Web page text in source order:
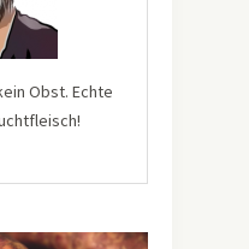
Obst. Echte